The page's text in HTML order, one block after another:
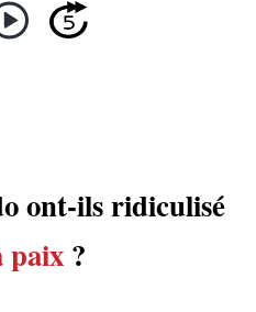
ont-ils ridiculisé
paix?